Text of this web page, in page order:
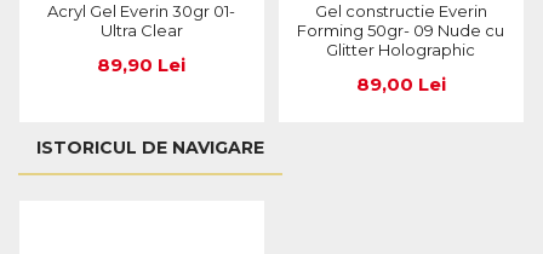
Acryl Gel Everin 30gr 01-
Ultra Clear
89,90 Lei
Gel constructie Everin
Forming 50gr- 09 Nude cu
Glitter Holographic
89,00 Lei
ISTORICUL DE NAVIGARE